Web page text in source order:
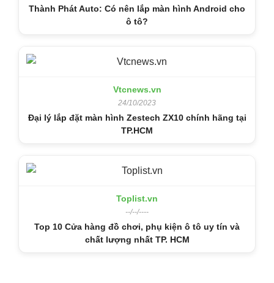
Thành Phát Auto: Có nên lắp màn hình Android cho
ô tô?
Vtcnews.vn
24/10/2023
Đại lý lắp đặt màn hình Zestech ZX10 chính hãng tại
TP.HCM
Toplist.vn
--/--/----
Top 10 Cửa hàng đồ chơi, phụ kiện ô tô uy tín và
chất lượng nhất TP. HCM